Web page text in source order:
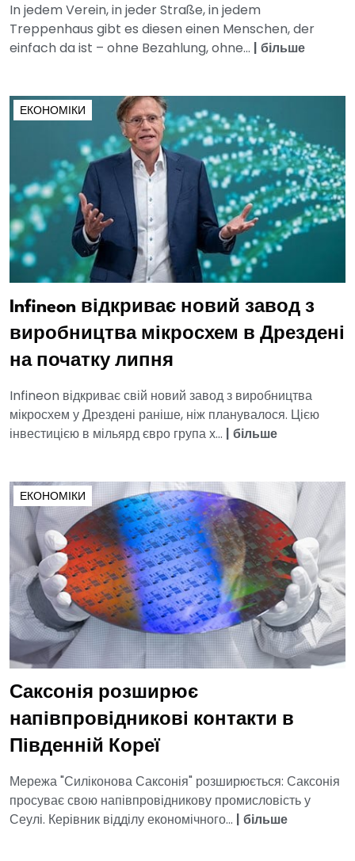
In jedem Verein, in jeder Straße, in jedem
Treppenhaus gibt es diesen einen Menschen, der
einfach da ist – ohne Bezahlung, ohne... | більше
ЕКОНОМІКИ
Infineon відкриває новий завод з
виробництва мікросхем в Дрездені
на початку липня
Infineon відкриває свій новий завод з виробництва
мікросхем у Дрездені раніше, ніж планувалося. Цією
інвестицією в мільярд євро група х... | більше
ЕКОНОМІКИ
Саксонія розширює
напівпровідникові контакти в
Південній Кореї
Мережа "Силіконова Саксонія" розширюється: Саксонія
просуває свою напівпровідникову промисловість у
Сеулі. Керівник відділу економічного... | більше